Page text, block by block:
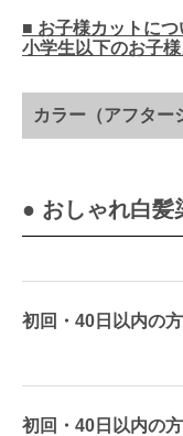
■ お子様カットにつ
小学生以下のお子
カラー（アフター
● おしゃれ白髪
初回・40日以内の方
初回・40日以内の方